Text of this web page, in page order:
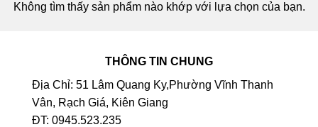
Không tìm thấy sản phẩm nào khớp với lựa chọn của bạn.
THÔNG TIN CHUNG
Địa Chỉ: 51 Lâm Quang Ky,Phường Vĩnh Thanh
Vân, Rạch Giá, Kiên Giang
ĐT: 0945.523.235